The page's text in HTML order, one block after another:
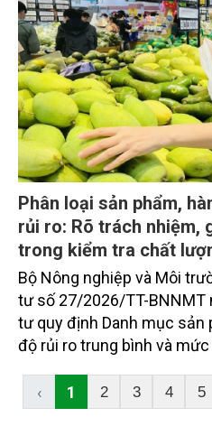
Phân loại sản phẩm,
rủi ro: Rõ trách nhiệm,
trong kiểm tra chất
Bộ Nông nghiệp và Môi
tư số 27/2026/TT-BNNMT
tư quy định Danh mục sản
độ rủi ro trung bình và
phương thức quản lý chất
mức độ rủi ro, làm rõ yêu
‹ 1 2 3 4 5